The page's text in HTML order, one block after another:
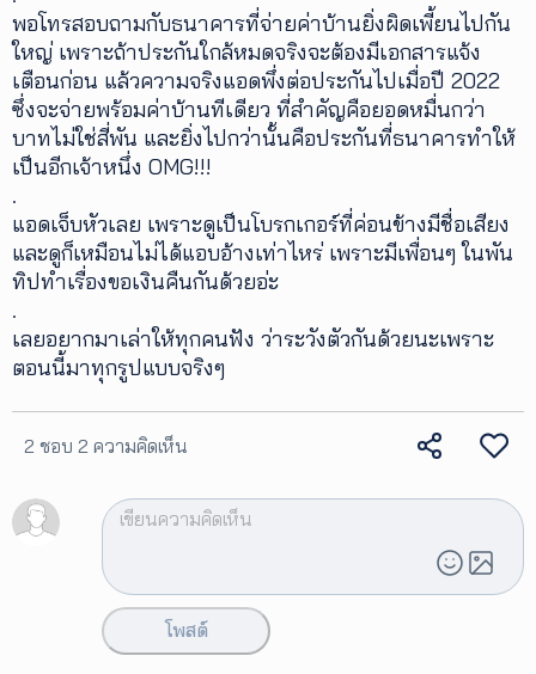
พอโทรสอบถามกับธนาคารที่จ่ายค่าบ้านยิ่งผิดเพี้ยนไปกัน
ใหญ่ เพราะถ้าประกันใกล้หมดจริงจะต้องมีเอกสารแจ้ง
เตือนก่อน แล้วความจริงแอดพึ่งต่อประกันไปเมื่อปี 2022
ซึ่งจะจ่ายพร้อมค่าบ้านทีเดียว ที่สำคัญคือยอดหมื่นกว่า
บาทไม่ใช่สี่พัน และยิ่งไปกว่านั้นคือประกันที่ธนาคารทำให้
เป็นอีกเจ้าหนึ่ง OMG!!!
.
แอดเจ็บหัวเลย เพราะดูเป็นโบรกเกอร์ที่ค่อนข้างมีชื่อเสียง
และดูก็เหมือนไม่ได้แอบอ้างเท่าไหร่ เพราะมีเพื่อนๆ ในพัน
ทิปทำเรื่องขอเงินคืนกันด้วยอ่ะ
.
เลยอยากมาเล่าให้ทุกคนฟัง ว่าระวังตัวกันด้วยนะเพราะ
ตอนนี้มาทุกรูปแบบจริงๆ
2 ชอบ 2 ความคิดเห็น
โพสต์